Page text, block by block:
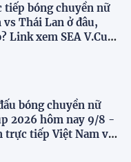
tiếp bóng chuyền nữ
vs Thái Lan ở đâu,
Link xem SEA V.Cup
bóng chuyền nữ
2026 hôm nay 9/8 -
trực tiếp Việt Nam vs